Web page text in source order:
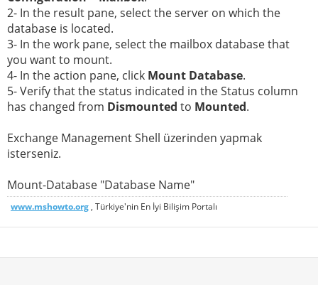
2- In the result pane, select the server on which the
database is located.
3- In the work pane, select the mailbox database that
you want to mount.
4- In the action pane, click Mount Database.
5- Verify that the status indicated in the Status column
has changed from Dismounted to Mounted.
Exchange Management Shell üzerinden yapmak
isterseniz.
Mount-Database "Database Name"
www.mshowto.org , Türkiye'nin En İyi Bilişim Portalı